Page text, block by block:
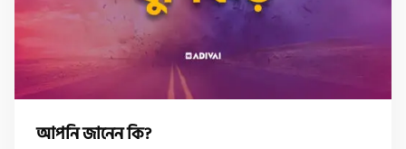
আপনি জানেন কি?